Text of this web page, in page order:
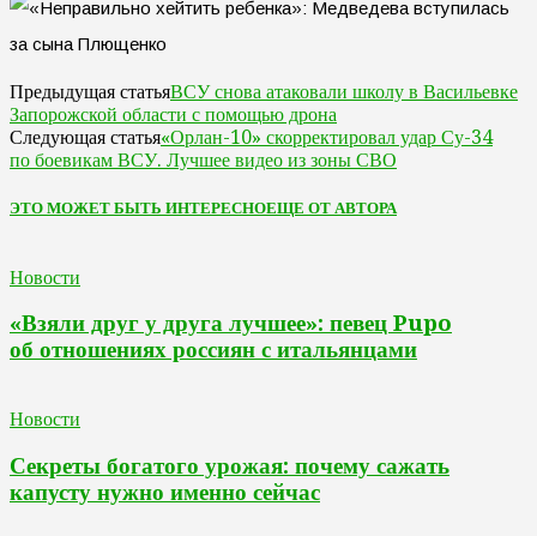
Предыдущая статьяВСУ снова атаковали школу в Васильевке
Запорожской области с помощью дрона
Следующая статья«Орлан-10» скорректировал удар Су-34
по боевикам ВСУ. Лучшее видео из зоны СВО
ЭТО МОЖЕТ БЫТЬ ИНТЕРЕСНОЕЩЕ ОТ АВТОРА
Новости
«Взяли друг у друга лучшее»: певец Pupo
об отношениях россиян с итальянцами
Новости
Секреты богатого урожая: почему сажать
капусту нужно именно сейчас